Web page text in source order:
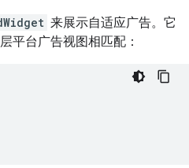
来展示自适应广告。它
平台广告视图相匹配：